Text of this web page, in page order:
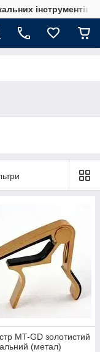
інструментів
MT-GD золотистий
(метал)